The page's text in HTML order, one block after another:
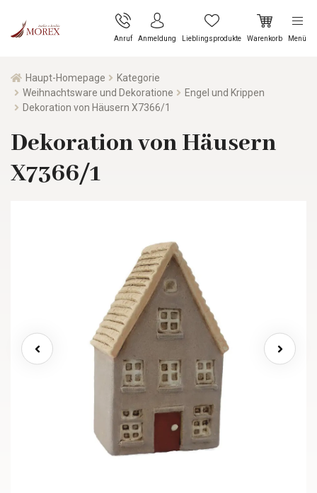
Anruf Anmeldung Lieblingsprodukte Warenkorb Menü
Haupt-Homepage
Kategorie
Weihnachtsware und Dekoratione
Engel und Krippen
Dekoration von Häusern X7366/1
Dekoration von Häusern
X7366/1